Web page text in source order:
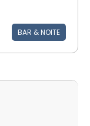
BAR & NOITE